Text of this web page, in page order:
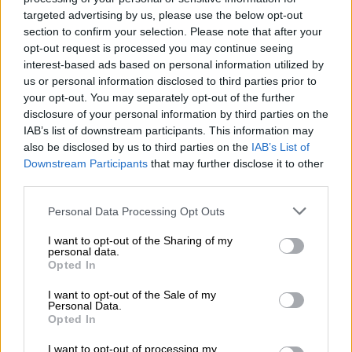
targeted advertising by us, please use the below opt-out
section to confirm your selection. Please note that after your
opt-out request is processed you may continue seeing
interest-based ads based on personal information utilized by
us or personal information disclosed to third parties prior to
your opt-out. You may separately opt-out of the further
disclosure of your personal information by third parties on the
IAB’s list of downstream participants. This information may
also be disclosed by us to third parties on the IAB’s List of
Downstream Participants that may further disclose it to other
Please note that this website/app uses one or more Google
not limited to your visit or usage behaviour. You may click to
grant or deny consent to Google and its third-party tags to
use your data for below specified purposes in below Google
consent section.
Personal Data Processing Opt Outs
I want to opt-out of the Sharing of my
personal data.
Opted In
I want to opt-out of the Sale of my
Personal Data.
Opted In
I want to opt-out of processing my
μία δέχθηκα ένα τηλεφώνημα ότι στην
πλατεία του χωριού μας έχουν χτυπηθεί δικά
μας παιδιά. Ο δράστης είναι κοντά στα 80
έτη, ζει μόνος του και έχειψυχολογικά
προβλήματα. Δεν ξέρουμε πού βρήκε το
όπλο».
Υπενθυμίζεται πως ο ηλικιωμένος άνοιξε
πυρ εναντίον των ανηλίκων (δύο 17χρονοι
επεισόδιο.
Νοσηλεύεται ο ένας ανήλικος -
Εξιτήριο για τους άλλους δύο
Ο ένας από τους ανήλικους μεταφέρθηκε
στην Παιδοχειρουργική Κλινική του
νοσοκομείου Παπαγεωργίου στο οποίο και